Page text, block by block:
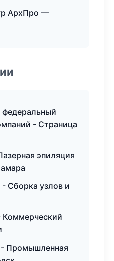
АрхПро —
федеральный
- Страница
эпиляция
Сборка узлов и
Промышленная